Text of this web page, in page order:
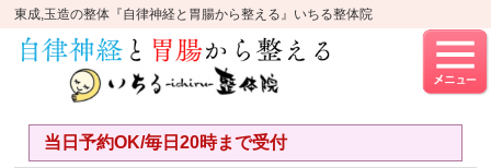
東成,玉造の整体『自律神経と胃腸から整える』いちる整体院
当日予約OK/毎日20時まで受付